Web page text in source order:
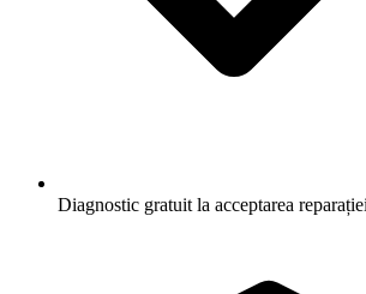
Diagnostic gratuit la acceptarea reparației